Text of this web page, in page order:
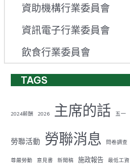
資助機構行業委員會
資訊電子行業委員會
飲食行業委員會
TAGS
2024薪酬 2026 主席的話 五一
勞聯活動 勞聯消息 問卷調查
尊嚴勞動 意見書 新聞稿 施政報告 最低工資